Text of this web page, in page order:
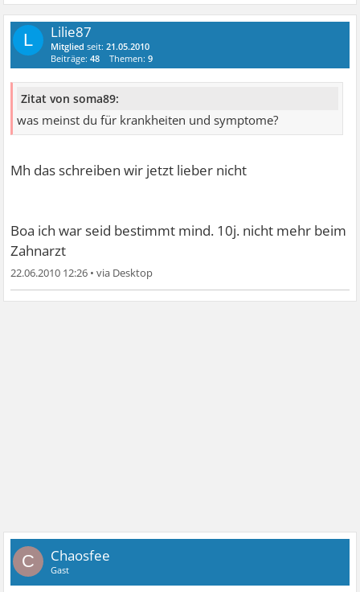
L Lilie87
Mitglied seit:21.05.2010
Beiträge:48 Themen:9
Zitat von soma89:
was meinst du für krankheiten und symptome?
Mh das schreiben wir jetzt lieber nicht
Boa ich war seid bestimmt mind. 10j. nicht mehr beim
Zahnarzt
22.06.2010 12:26 •
C Chaosfee
Gast